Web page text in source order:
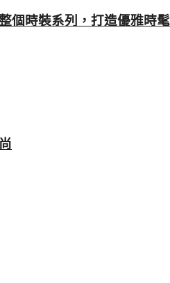
個時裝系列，打造優雅時